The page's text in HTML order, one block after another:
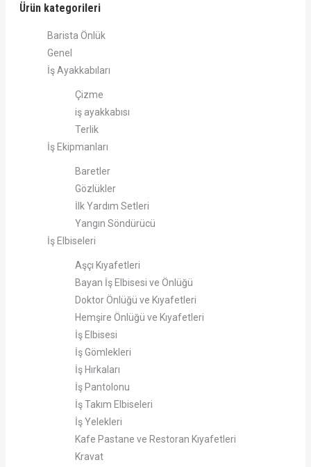
Ürün kategorileri
Barista Önlük
Genel
İş Ayakkabıları
Çizme
iş ayakkabısı
Terlik
İş Ekipmanları
Baretler
Gözlükler
İlk Yardım Setleri
Yangın Söndürücü
İş Elbiseleri
Aşçı Kıyafetleri
Bayan İş Elbisesi ve Önlüğü
Doktor Önlüğü ve Kıyafetleri
Hemşire Önlüğü ve Kıyafetleri
İş Elbisesi
İş Gömlekleri
İş Hırkaları
İş Pantolonu
İş Takım Elbiseleri
İş Yelekleri
Kafe Pastane ve Restoran Kıyafetleri
Kravat